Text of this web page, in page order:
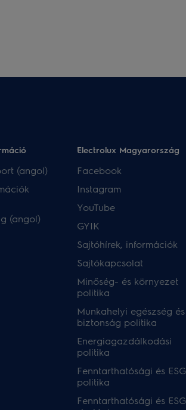
(angol)
(angol)
Electrolux Magyarország
Facebook
Instagram
YouTube
GYIK
Sajtóhírek, információk
Sajtókapcsolat
Minőség- és környezet
politika
Munkahelyi egészség és
biztonság politika
Energiagazdálkodási
politika
Fenntarthatósági és ESG
politika
Fenntarthatósági és ESG